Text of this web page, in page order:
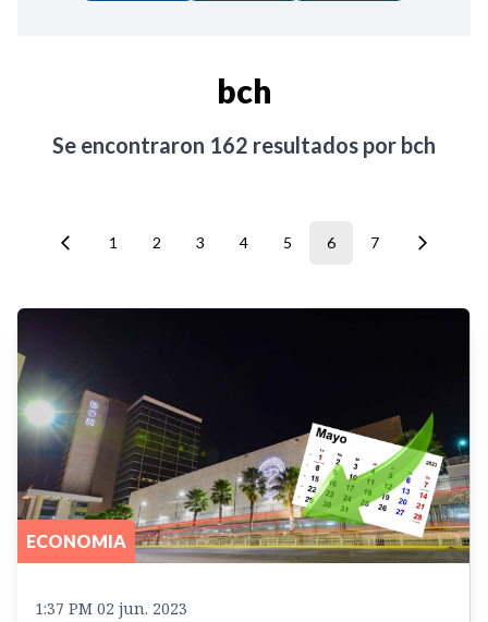
bch
Se encontraron 162 resultados por bch
1 2 3 4 5 6 7
ECONOMIA
1:37 PM 02 jun. 2023